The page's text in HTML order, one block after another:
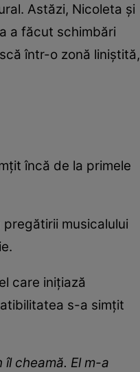
Astăzi, Nicoleta și
a făcut schimbări
într-o zonă liniștită,
încă de la primele
musicalului
care inițiază
s-a simțit
cheamă. El m-a